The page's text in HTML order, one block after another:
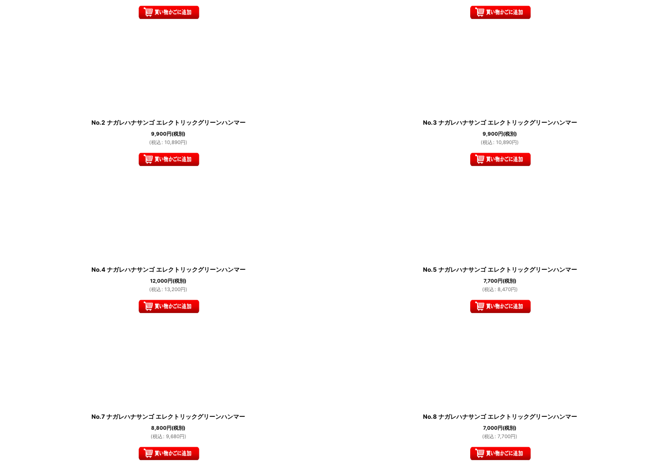
No.2 ナガレハナサンゴ エレクトリックグリーンハンマー
9,900円(税別)
(税込 : 10,890円)
No.3 ナガレハナサンゴ エレクトリックグリーンハンマー
9,900円(税別)
(税込 : 10,890円)
No.4 ナガレハナサンゴ エレクトリックグリーンハンマー
12,000円(税別)
(税込 : 13,200円)
No.5 ナガレハナサンゴ エレクトリックグリーンハンマー
7,700円(税別)
(税込 : 8,470円)
No.7 ナガレハナサンゴ エレクトリックグリーンハンマー
8,800円(税別)
(税込 : 9,680円)
No.8 ナガレハナサンゴ エレクトリックグリーンハンマー
7,000円(税別)
(税込 : 7,700円)